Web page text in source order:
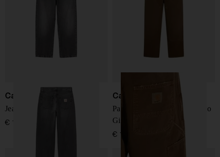
Carhartt WIP
Jeans in denim di cotone
€ 130,00
Carhartt WIP
Pantaloni in Cotone a Doppio
Ginocchio
€ 180,00